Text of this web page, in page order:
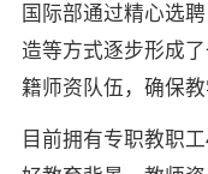
国际部通过精心选
造等方式逐步形成
籍师资队伍，确保教
目前拥有专职教职